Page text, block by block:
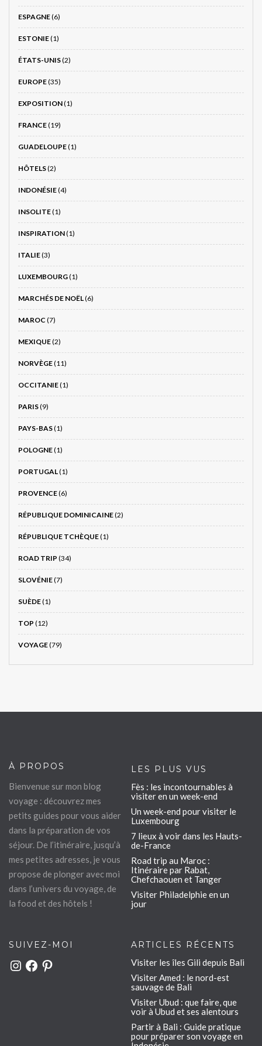
ESPAGNE(6)
ESTONIE(1)
ÉTATS-UNIS(2)
EUROPE(35)
EXPOSITION(1)
FRANCE(19)
GUADELOUPE(1)
HÔTELS(2)
INDONÉSIE(4)
INSOLITE(1)
INSPIRATION(1)
ITALIE(3)
LUXEMBOURG(1)
MARCHÉS DE NOËL(6)
MAROC (7)
MEXIQUE(2)
NORVÈGE(11)
OCCITANIE(1)
PARIS(9)
PAYS-BAS(1)
POLOGNE(1)
PORTUGAL(1)
PROVENCE(6)
RÉPUBLIQUE DOMINICAINE(2)
RÉPUBLIQUE TCHÈQUE(1)
ROAD TRIP (34)
SLOVÉNIE(7)
SUÈDE(1)
TOP (12)
VOYAGE(79)
À PROPOS
Bienvenue sur mon blog
voyage : découvrez mes
petits guides pour vous aider
dans la préparation de vos
séjour. De l’itinéraire, jusqu’à
mes petites adresses, je vous
propose de plonger avec moi
dans l’univers du voyage, de
la food et des hôtels !
LES PLUS VUS
Fès : les incontournables à
visiter en un week-end
Un week-end pour visiter le
Luxembourg
7 lieux à voir dans les Hauts-
de-France
Road trip au Maroc :
Itinéraire par Rabat,
Chefchaouen et Tanger
Visiter Philadelphie en un
jour
SUIVEZ-MOI
Instagram
FacebookPinterest
ARTICLES RÉCENTS
Visiter les îles Gili depuis Bali
Visiter Amed : le nord-est
sauvage de Bali
Visiter Ubud : que faire, que
voir à Ubud et ses alentours
Partir à Bali : Guide pratique
pour préparer son voyage en